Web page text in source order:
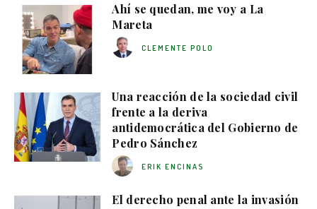
Ahí se quedan, me voy a La
Mareta
CLEMENTE POLO
Una reacción de la sociedad civil
frente a la deriva
antidemocrática del Gobierno de
Pedro Sánchez
ERIK ENCINAS
El derecho penal ante la invasión